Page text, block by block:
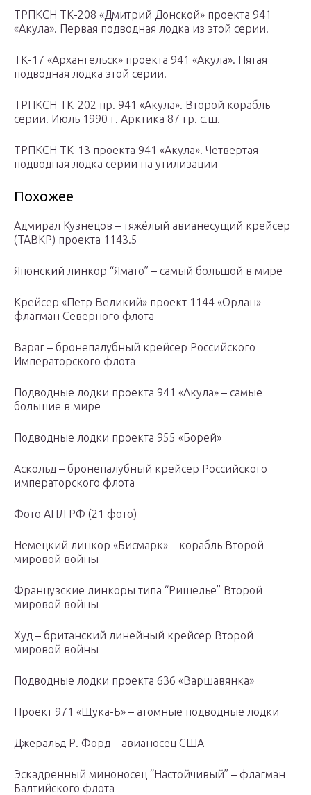
ТРПКСН ТК-208 «Дмитрий Донской» проекта 941
«Акула». Первая подводная лодка из этой серии.
ТК-17 «Архангельск» проекта 941 «Акула». Пятая
подводная лодка этой серии.
ТРПКСН ТК-202 пр. 941 «Акула». Второй корабль
серии. Июль 1990 г. Арктика 87 гр. с.ш.
ТРПКСН ТК-13 проекта 941 «Акула». Четвертая
подводная лодка серии на утилизации
Похожее
Адмирал Кузнецов – тяжёлый авианесущий крейсер
(ТАВКР) проекта 1143.5
Японский линкор “Ямато” – самый большой в мире
Крейсер «Петр Великий» проект 1144 «Орлан»
флагман Северного флота
Варяг – бронепалубный крейсер Российского
Императорского флота
Подводные лодки проекта 941 «Акула» – самые
большие в мире
Подводные лодки проекта 955 «Борей»
Аскольд – бронепалубный крейсер Российского
императорского флота
Фото АПЛ РФ (21 фото)
Немецкий линкор «Бисмарк» – корабль Второй
мировой войны
Французские линкоры типа “Ришелье” Второй
мировой войны
Худ – британский линейный крейсер Второй
мировой войны
Подводные лодки проекта 636 «Варшавянка»
Проект 971 «Щука-Б» – атомные подводные лодки
Джеральд Р. Форд – авианосец США
Эскадренный миноносец “Настойчивый” – флагман
Балтийского флота